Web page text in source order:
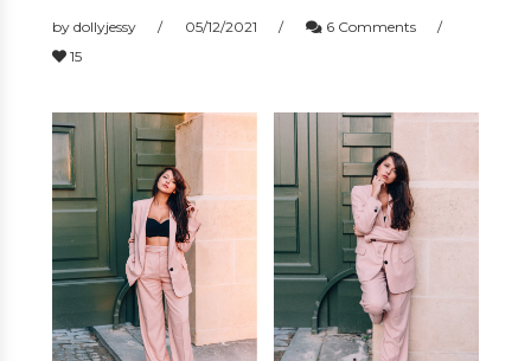
by dollyjessy 05/12/2021
6 Comments
15